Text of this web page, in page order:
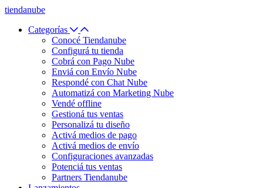
tiendanube
Categorías
Conocé Tiendanube
Configurá tu tienda
Cobrá con Pago Nube
Enviá con Envío Nube
Respondé con Chat Nube
Automatizá con Marketing Nube
Vendé offline
Gestioná tus ventas
Personalizá tu diseño
Activá medios de pago
Activá medios de envío
Configuraciones avanzadas
Potenciá tus ventas
Partners Tiendanube